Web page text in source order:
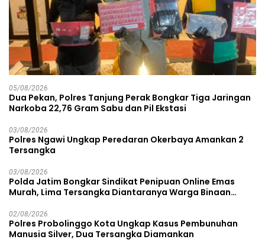
05/08/2026
Dua Pekan, Polres Tanjung Perak Bongkar Tiga Jaringan
Narkoba 22,76 Gram Sabu dan Pil Ekstasi
03/08/2026
Polres Ngawi Ungkap Peredaran Okerbaya Amankan 2
Tersangka
03/08/2026
Polda Jatim Bongkar Sindikat Penipuan Online Emas
Murah, Lima Tersangka Diantaranya Warga Binaan
02/08/2026
Polres Probolinggo Kota Ungkap Kasus Pembunuhan
Manusia Silver, Dua Tersangka Diamankan